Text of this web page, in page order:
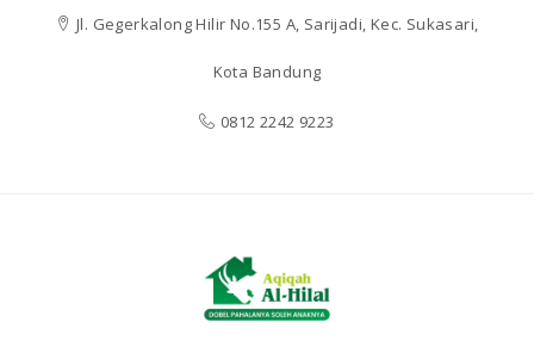
Jl. Gegerkalong Hilir No.155 A, Sarijadi, Kec. Sukasari,
Kota Bandung
0812 2242 9223